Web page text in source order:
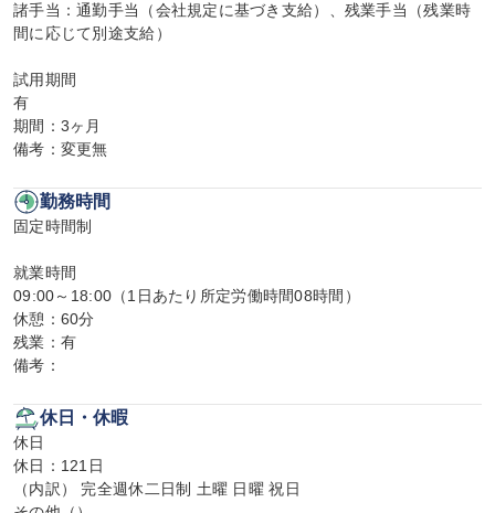
諸手当：通勤手当（会社規定に基づき支給）、残業手当（残業時
間に応じて別途支給）
試用期間
有
期間：3ヶ月
備考：変更無
勤務時間
固定時間制
就業時間
09:00～18:00（1日あたり所定労働時間08時間）
休憩：60分
残業：有
備考：
休日・休暇
休日
休日：121日
（内訳） 完全週休二日制 土曜 日曜 祝日